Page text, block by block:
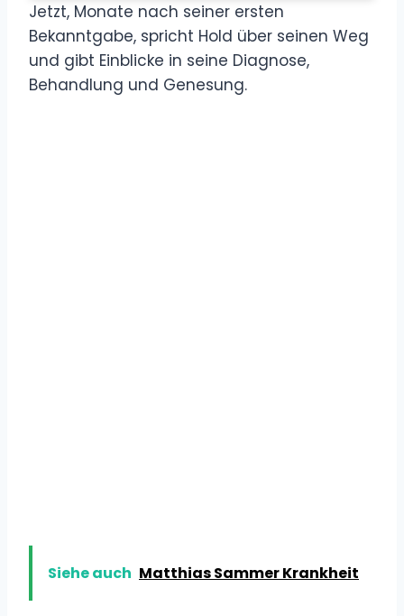
Jetzt, Monate nach seiner ersten
Bekanntgabe, spricht Hold über seinen Weg
und gibt Einblicke in seine Diagnose,
Behandlung und Genesung.
Siehe auch Matthias Sammer Krankheit